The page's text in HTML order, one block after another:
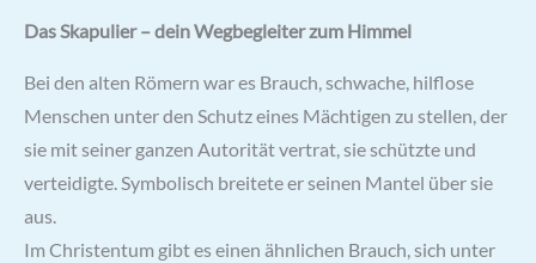
Das Skapulier – dein Wegbegleiter zum Himmel
Bei den alten Römern war es Brauch, schwache, hilflose
Menschen unter den Schutz eines Mächtigen zu stellen, der
sie mit seiner ganzen Autorität vertrat, sie schützte und
verteidigte. Symbolisch breitete er seinen Mantel über sie
aus.
Im Christentum gibt es einen ähnlichen Brauch, sich unter